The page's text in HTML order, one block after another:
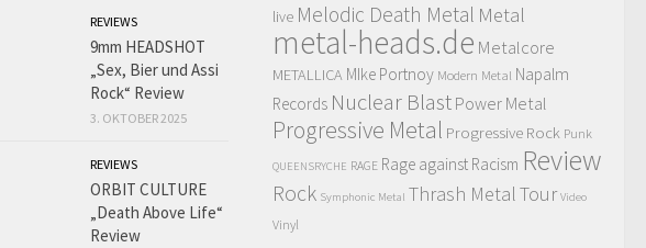
live Melodic Death Metal Metal
metal-heads.de Metalcore
METALLICA MIke Portnoy Modern Metal Napalm
Records Nuclear Blast Power Metal
Progressive Metal Progressive Rock Punk
QUEENSRYCHE RAGE Rage against Racism Review
Rock Symphonic Metal Thrash MetalTour Video
Vinyl
REVIEWS
9mm HEADSHOT
„Sex, Bier und Assi
Rock“ Review
3. OKTOBER 2025
REVIEWS
ORBIT CULTURE
„Death Above Life“
Review